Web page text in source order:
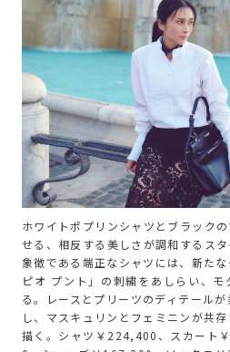
ホワイトポプリンシャツとブラック
せる、相反する美しさが調和するス
象徴である端正なシャツには、新た
ピオ プント」の刺繍をあしらい、
る。レースとプリーツのディテール
し、マスキュリンとフェミニンが共
描く。シャツ￥224,400、スカート